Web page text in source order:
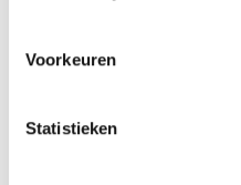
locatie, die tot een
scannen op specifieke
U kunt uw toestemming op
Voorkeuren
Statistieken